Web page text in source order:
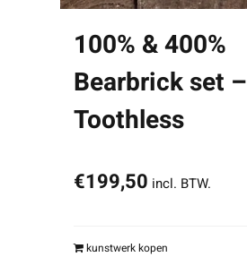
100% & 400%
Bearbrick set –
Toothless
€199,50 incl. BTW.
kunstwerk kopen